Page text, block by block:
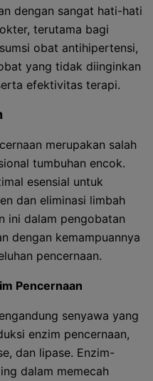
dengan sangat hati-hati
terutama bagi
obat antihipertensi,
yang tidak diinginkan
efektivitas terapi.
merupakan salah
tumbuhan encok.
esensial untuk
dan eliminasi limbah
ini dalam pengobatan
dengan kemampuannya
pencernaan.
Pencernaan
senyawa yang
enzim pencernaan,
dan lipase. Enzim-
dalam memecah